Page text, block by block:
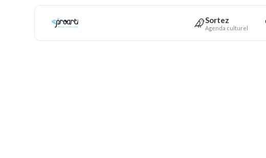
Sortez
Agenda culturel